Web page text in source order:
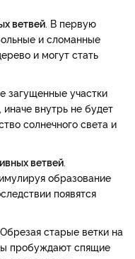
ветвей . В первую
и сломанные
и могут стать
загущенные участки
внутрь не будет
солнечного света и
ветвей
образование
появятся
. Обрезая старые ветки на
пробуждают спящие